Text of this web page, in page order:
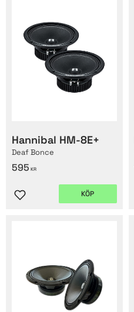
Hannibal HM-8E+
Deaf Bonce
595 KR
Lägg till i favoriter
KÖP